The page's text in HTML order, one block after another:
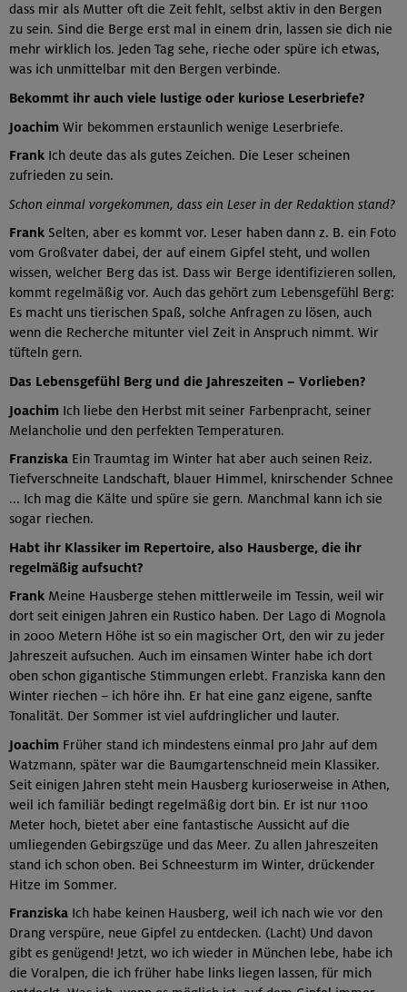
dass mir als Mutter oft die Zeit fehlt, selbst aktiv in den Bergen
zu sein. Sind die Berge erst mal in einem drin, lassen sie dich nie
mehr wirklich los. Jeden Tag sehe, rieche oder spüre ich etwas,
was ich unmittelbar mit den Bergen verbinde.
Bekommt ihr auch viele lustige oder kuriose Leserbriefe?
Joachim Wir bekommen erstaunlich wenige Leserbriefe.
Frank Ich deute das als gutes Zeichen. Die Leser scheinen
zufrieden zu sein.
Schon einmal vorgekommen, dass ein Leser in der Redaktion stand?
Frank Selten, aber es kommt vor. Leser haben dann z. B. ein Foto
vom Großvater dabei, der auf einem Gipfel steht, und wollen
wissen, welcher Berg das ist. Dass wir Berge identifizieren sollen,
kommt regelmäßig vor. Auch das gehört zum Lebensgefühl Berg:
Es macht uns tierischen Spaß, solche Anfragen zu lösen, auch
wenn die Recherche mitunter viel Zeit in Anspruch nimmt. Wir
tüfteln gern.
Das Lebensgefühl Berg und die Jahreszeiten – Vorlieben?
Joachim Ich liebe den Herbst mit seiner Farbenpracht, seiner
Melancholie und den perfekten Temperaturen.
Franziska Ein Traumtag im Winter hat aber auch seinen Reiz.
Tiefverschneite Landschaft, blauer Himmel, knirschender Schnee
... Ich mag die Kälte und spüre sie gern. Manchmal kann ich sie
sogar riechen.
Habt ihr Klassiker im Repertoire, also Hausberge, die ihr
regelmäßig aufsucht?
Frank Meine Hausberge stehen mittlerweile im Tessin, weil wir
dort seit einigen Jahren ein Rustico haben. Der Lago di Mognola
in 2000 Metern Höhe ist so ein magischer Ort, den wir zu jeder
Jahreszeit aufsuchen. Auch im einsamen Winter habe ich dort
oben schon gigantische Stimmungen erlebt. Franziska kann den
Winter riechen – ich höre ihn. Er hat eine ganz eigene, sanfte
Tonalität. Der Sommer ist viel aufdringlicher und lauter.
Joachim Früher stand ich mindestens einmal pro Jahr auf dem
Watzmann, später war die Baumgartenschneid mein Klassiker.
Seit einigen Jahren steht mein Hausberg kurioserweise in Athen,
weil ich familiär bedingt regelmäßig dort bin. Er ist nur 1100
Meter hoch, bietet aber eine fantastische Aussicht auf die
umliegenden Gebirgszüge und das Meer. Zu allen Jahreszeiten
stand ich schon oben. Bei Schneesturm im Winter, drückender
Hitze im Sommer.
Franziska Ich habe keinen Hausberg, weil ich nach wie vor den
Drang verspüre, neue Gipfel zu entdecken. (Lacht) Und davon
gibt es genügend! Jetzt, wo ich wieder in München lebe, habe ich
die Voralpen, die ich früher habe links liegen lassen, für mich